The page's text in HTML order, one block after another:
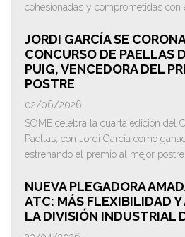
cohesionadas y comprometidas con
JORDI GARCÍA SE
CONCURSO DE PAELLAS
PUIG, VENCEDORA DEL
POSTRE
02/06/2026
SOME celebra la cuarta edición del
Paellas, con Jordi García como
estrenando el premio al mejor postre.
NUEVA PLEGADORA
ATC: MÁS FLEXIBILIDAD Y
LA DIVISIÓN INDUSTRIAL